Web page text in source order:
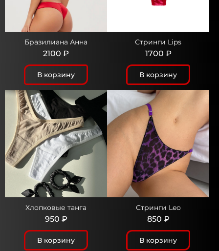
Бразилиана Анна
2100 ₽
В корзину
Стринги Lips
1700 ₽
В корзину
Хлопковые танга
950 ₽
В корзину
Стринги Leo
850 ₽
В корзину